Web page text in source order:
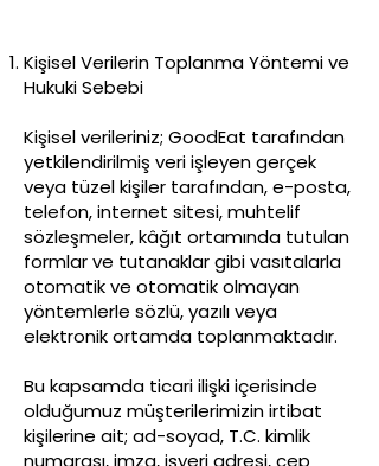
Kişisel Verilerin Toplanma Yöntemi ve
Hukuki Sebebi
Kişisel verileriniz; GoodEat tarafından
yetkilendirilmiş veri işleyen gerçek
veya tüzel kişiler tarafından, e-posta,
telefon, internet sitesi, muhtelif
sözleşmeler, kâğıt ortamında tutulan
formlar ve tutanaklar gibi vasıtalarla
otomatik ve otomatik olmayan
yöntemlerle sözlü, yazılı veya
elektronik ortamda toplanmaktadır.
Bu kapsamda ticari ilişki içerisinde
olduğumuz müşterilerimizin irtibat
kişilerine ait; ad-soyad, T.C. kimlik
numarası, imza, işyeri adresi, cep